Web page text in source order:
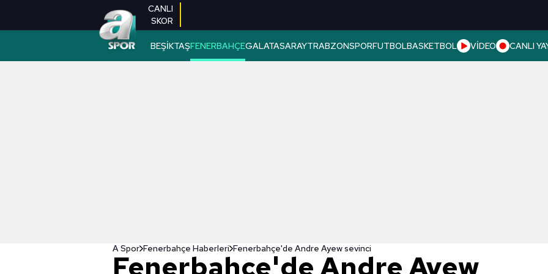
CANLI
SKOR
BEŞİKTAŞFENERBAHÇEGALATASARAYTRABZONSPORFUTBOLBASKETBOL VİDEO CANLI
A Spor Fenerbahçe Haberleri Fenerbahçe'de Andre Ayew sevinci
Fenerbahçe'de Andre Ayew